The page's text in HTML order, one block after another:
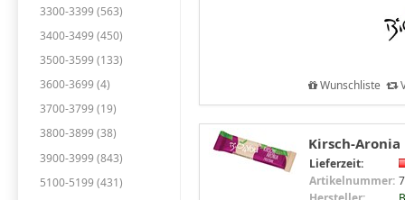
3300-3399 (563)
3400-3499 (450)
3500-3599 (133)
3600-3699 (4)
3700-3799 (19)
3800-3899 (38)
3900-3999 (843)
5100-5199 (431)
Wunschliste
Kirsch-Aronia
Lieferzeit:
Artikelnummer: